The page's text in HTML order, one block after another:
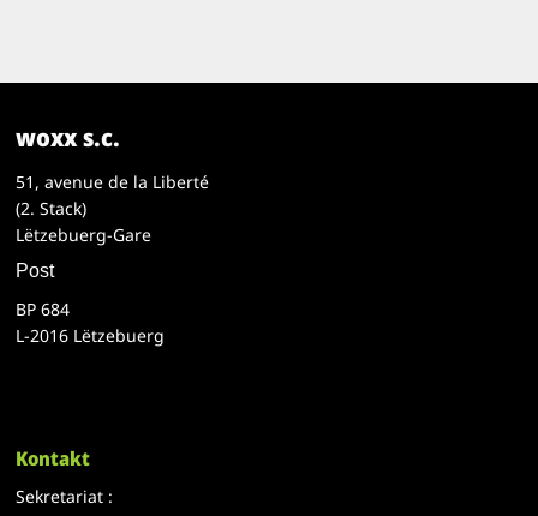
woxx s.c.
51, avenue de la Liberté
(2. Stack)
Lëtzebuerg-Gare
Post
BP 684
L-2016 Lëtzebuerg
Kontakt
Sekretariat :